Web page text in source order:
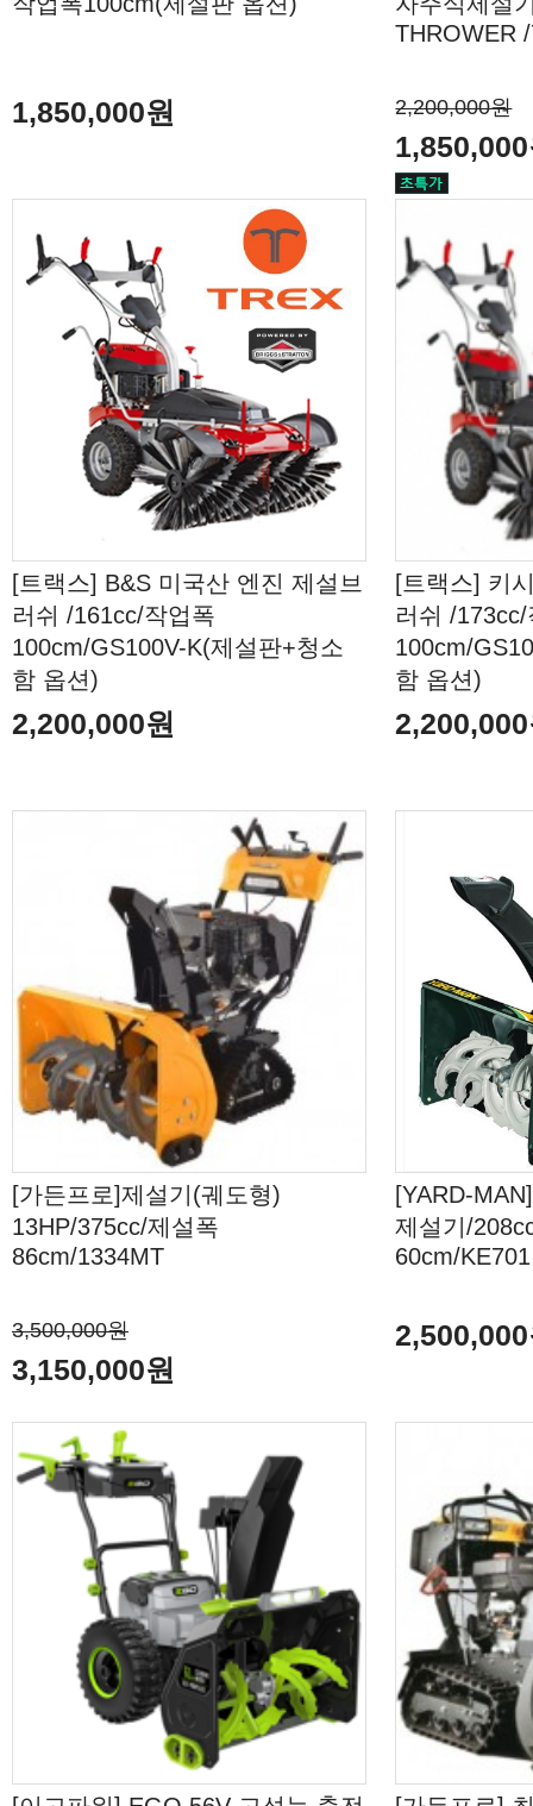
1,850,000원
THROWER
2,200,000원
[트랙스] B&S 미국산 엔진 제설브
러쉬 /161cc/작업폭
100cm/GS100V-K(제설판+청소
함 옵션)
2,200,000원
[트랙스] 키
러쉬 /
100cm/
함 옵션)
[가든프로]제설기(궤도형)
13HP/375cc/제설폭
86cm/1334MT
3,500,000원
3,150,000원
[YARD-
제설기/
60cm/KE701